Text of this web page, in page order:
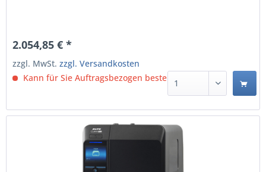
2.054,85 € *
zzgl. MwSt.zzgl. Versandkosten
Kann für Sie Auftragsbezogen bestellt werden.